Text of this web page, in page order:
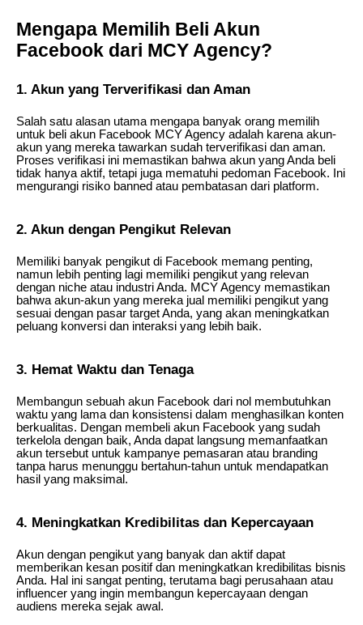
Mengapa Memilih Beli Akun
Facebook dari MCY Agency?
1. Akun yang Terverifikasi dan Aman
Salah satu alasan utama mengapa banyak orang memilih
untuk beli akun Facebook MCY Agency adalah karena akun-
akun yang mereka tawarkan sudah terverifikasi dan aman.
Proses verifikasi ini memastikan bahwa akun yang Anda beli
tidak hanya aktif, tetapi juga mematuhi pedoman Facebook. Ini
mengurangi risiko banned atau pembatasan dari platform.
2. Akun dengan Pengikut Relevan
Memiliki banyak pengikut di Facebook memang penting,
namun lebih penting lagi memiliki pengikut yang relevan
dengan niche atau industri Anda. MCY Agency memastikan
bahwa akun-akun yang mereka jual memiliki pengikut yang
sesuai dengan pasar target Anda, yang akan meningkatkan
peluang konversi dan interaksi yang lebih baik.
3. Hemat Waktu dan Tenaga
Membangun sebuah akun Facebook dari nol membutuhkan
waktu yang lama dan konsistensi dalam menghasilkan konten
berkualitas. Dengan membeli akun Facebook yang sudah
terkelola dengan baik, Anda dapat langsung memanfaatkan
akun tersebut untuk kampanye pemasaran atau branding
tanpa harus menunggu bertahun-tahun untuk mendapatkan
hasil yang maksimal.
4. Meningkatkan Kredibilitas dan Kepercayaan
Akun dengan pengikut yang banyak dan aktif dapat
memberikan kesan positif dan meningkatkan kredibilitas bisnis
Anda. Hal ini sangat penting, terutama bagi perusahaan atau
influencer yang ingin membangun kepercayaan dengan
audiens mereka sejak awal.